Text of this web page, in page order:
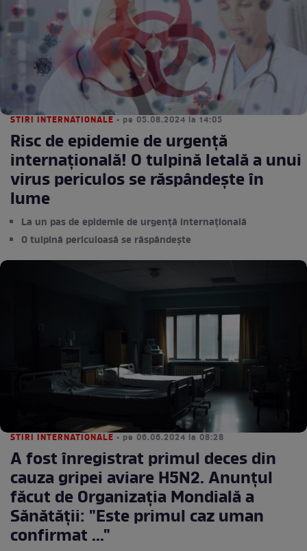
STIRI INTERNATIONALE • pe 05.08.2024 la 14:05
Risc de epidemie de urgență
internațională! O tulpină letală a unui
virus periculos se răspândește în
lume
La un pas de epidemie de urgență internațională
O tulpină periculoasă se răspândește
STIRI INTERNATIONALE • pe 06.06.2024 la 08:28
A fost înregistrat primul deces din
cauza gripei aviare H5N2. Anunțul
făcut de Organizaţia Mondială a
Sănătăţii: "Este primul caz uman
confirmat ..."